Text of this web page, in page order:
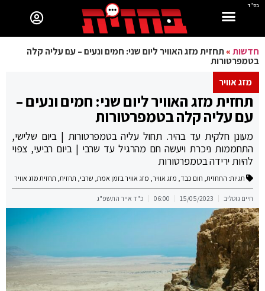
בס"ד
חדשות»תחזית מזג האוויר ליום שני: חמים ונעים – עם עליה קלה
בטמפרטורות
מזג אוויר
תחזית מזג האוויר ליום שני: חמים ונעים –
עם עליה קלה בטמפרטורות
מעונן חלקית עד בהיר. תחול עליה בטמפרטורות | ביום שלישי,
התחממות ניכרת ויעשה חם מהרגיל עד שרבי | ביום רביעי, צפוי
להיות ירידה בטמפרטורות
תגיות: התחזית, חום כבד, מזג אוויר, מזג אוויר בזמן אמת, שרבי, תחזית, תחזית מזג אוויר
חיים גוטליב 15/05/2023
06:00 כ"ד אייר התשפ"ג